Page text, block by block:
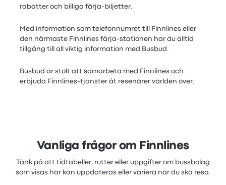
rabatter och billiga färja-biljetter.
Med information som telefonnumret till Finnlines eller
den närmaste Finnlines färja-stationen har du alltid
tillgång till all viktig information med Busbud.
Busbud är stolt att samarbeta med Finnlines och
erbjuda Finnlines-tjänster åt resenärer världen över.
Vanliga frågor om Finnlines
Tänk på att tidtabeller, rutter eller uppgifter om bussbolag
som visas här kan uppdateras eller variera när du ska resa.